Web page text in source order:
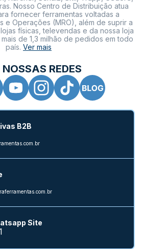
Nosso Centro de Distribuição atua
fornecer ferramentas voltadas a
e Operações (MRO), além de suprir a
físicas, televendas e da nossa loja
de 1,3 milhão de pedidos em todo
país. Ver mais
REDES
B2B
Site